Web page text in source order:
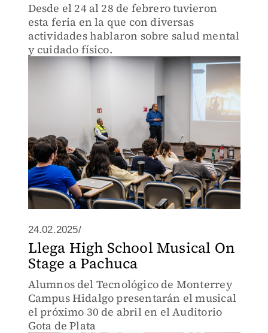
Desde el 24 al 28 de febrero tuvieron
esta feria en la que con diversas
actividades hablaron sobre salud mental
y cuidado físico.
24.02.2025/
Llega High School Musical On
Stage a Pachuca
Alumnos del Tecnológico de Monterrey
Campus Hidalgo presentarán el musical
el próximo 30 de abril en el Auditorio
Gota de Plata